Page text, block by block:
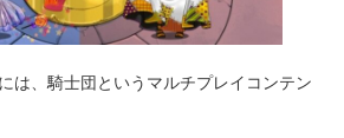
は、騎士団というマルチプレイコンテン